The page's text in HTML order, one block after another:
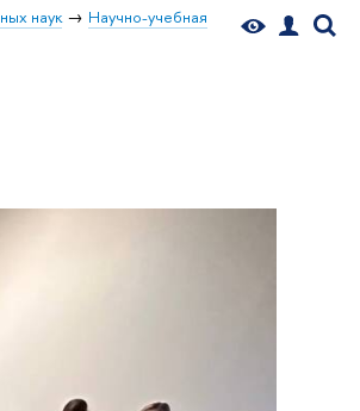
наук
Научно-учебная